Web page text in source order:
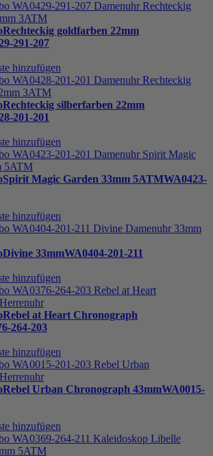
Rechteckig goldfarben 22mm
291-207
hinzufügen
Rechteckig silberfarben 22mm
201-201
hinzufügen
Spirit Magic Garden 33mm 5ATMWA0423-
hinzufügen
Divine 33mmWA0404-201-211
hinzufügen
Rebel at Heart Chronograph
264-203
hinzufügen
Rebel Urban Chronograph 43mmWA0015-
hinzufügen